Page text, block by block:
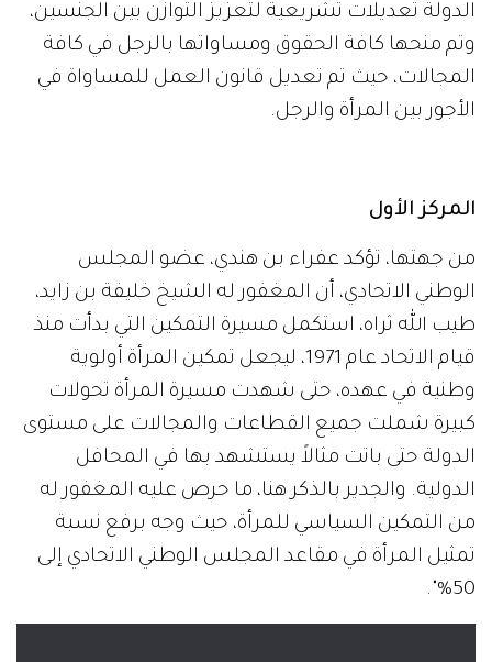
الدولة تعديلات تشريعية لتعزيز التوازن بين الجنسين،
وتم منحها كافة الحقوق ومساواتها بالرجل في كافة
المجالات، حيث تم تعديل قانون العمل للمساواة في
الأجور بين المرأة والرجل.
المركز الأول
من جهتها، تؤكد عفراء بن هندي، عضو المجلس
الوطني الاتحادي، أن المغفور له الشيخ خليفة بن زايد،
طيب الله ثراه، استكمل مسيرة التمكين التي بدأت منذ
قيام الاتحاد عام 1971، ليجعل تمكين المرأة أولوية
وطنية في عهده، حتى شهدت مسيرة المرأة تحولات
كبيرة شملت جميع القطاعات والمجالات على مستوى
الدولة حتى باتت مثالاً يستشهد بها في المحافل
الدولية. والجدير بالذكر هنا، ما حرص عليه المغفور له
من التمكين السياسي للمرأة، حيث وجه برفع نسبة
تمثيل المرأة في مقاعد المجلس الوطني الاتحادي إلى
50%".